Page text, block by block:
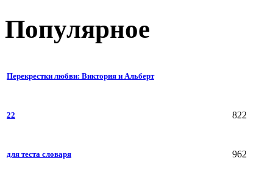
Популярное
Перекрестки любви: Виктория и Альберт
22 822
для теста словаря 962